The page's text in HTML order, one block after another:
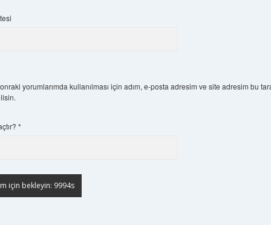
yorumlarımda kullanılması için adım, e-posta adresim ve site adresim bu
*